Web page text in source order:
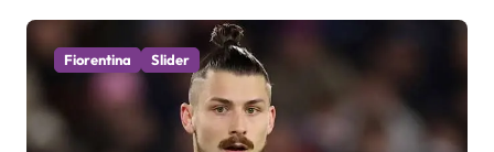
Fiorentina Slider